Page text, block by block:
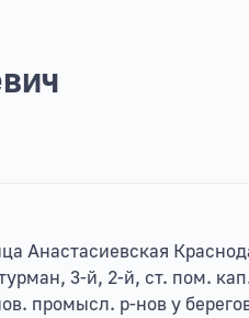
Анастасиевская
3-й, 2-й, ст. пом.
промысл. р-нов у